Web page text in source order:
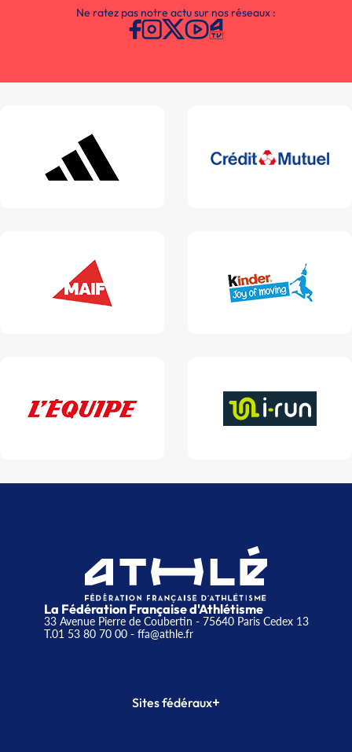
Ne ratez pas notre actu sur nos réseaux :
La Fédération Française d'Athlétisme
33 Avenue Pierre de Coubertin - 75640 Paris Cedex 13
T.01 53 80 70 00- ffa@athle.fr
Sites fédéraux+